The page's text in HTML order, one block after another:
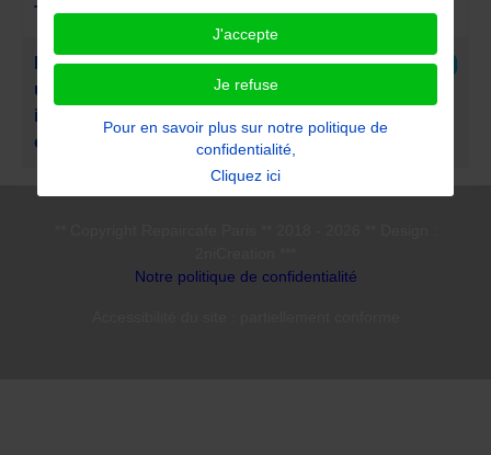
Articles
Titre
publication
Clics
RCA 24 : Un radiateur avec
une fiche électrique d’un
interrupteur de commande
oxydée ou encrassée
9 Juillet 2018 2840
Notre politique de confidentialité
J'accepte
Je refuse
Pour en savoir plus sur notre politique de
confidentialité,
Cliquez ici